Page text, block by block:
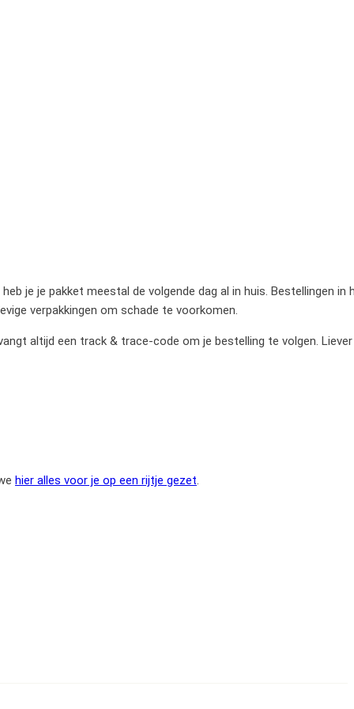
je je pakket meestal de volgende dag al in huis. Bestellingen in
verpakkingen om schade te voorkomen.
altijd een track & trace-code om je bestelling te volgen.
hier alles voor je op een rijtje gezet.